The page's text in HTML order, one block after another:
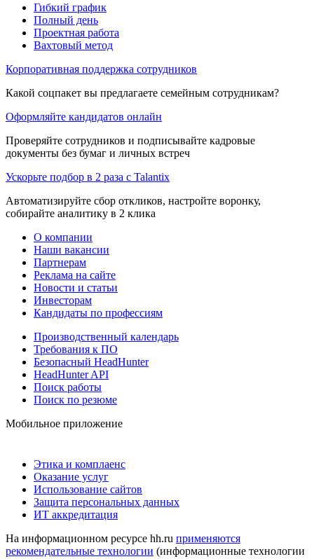
Гибкий график
Полный день
Проектная работа
Вахтовый метод
Корпоративная поддержка сотрудников
Какой соцпакет вы предлагаете семейным сотрудникам?
Оформляйте кандидатов онлайн
Проверяйте сотрудников и подписывайте кадровые
документы без бумаг и личных встреч
Ускорьте подбор в 2 раза с Talantix
Автоматизируйте сбор откликов, настройте воронку,
собирайте аналитику в 2 клика
О компании
Наши вакансии
Партнерам
Реклама на сайте
Новости и статьи
Инвесторам
Кандидаты по профессиям
Производственный календарь
Требования к ПО
Безопасный HeadHunter
HeadHunter API
Поиск работы
Поиск по резюме
Мобильное приложение
Этика и комплаенс
Оказание услуг
Использование сайтов
Защита персональных данных
ИТ аккредитация
На информационном ресурсе hh.ru применяются
рекомендательные технологии (информационные технологии